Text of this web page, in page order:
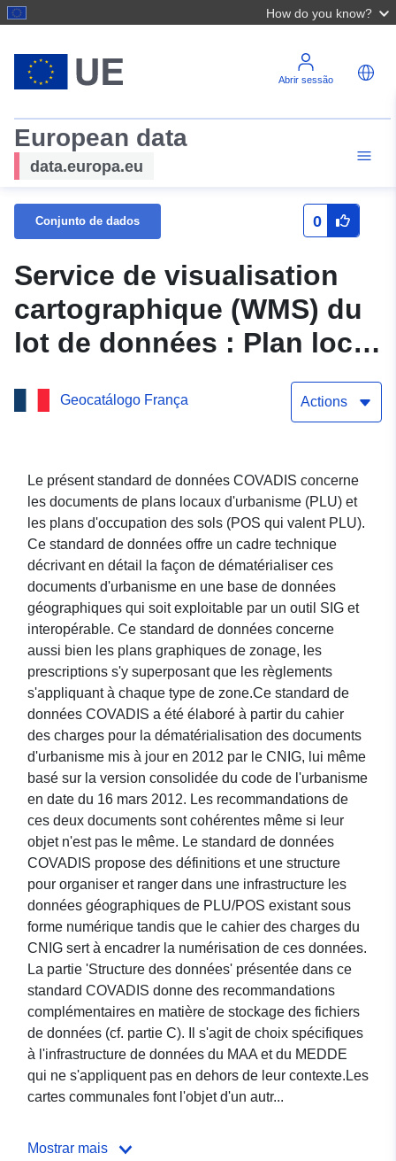
How do you know?
Abrir sessão
European data
data.europa.eu
Conjunto de dados 0
Service de visualisation
cartographique (WMS) du
lot de données : Plan local
commune de Bernaville
Geocatálogo França Actions
Le présent standard de données COVADIS concerne
les documents de plans locaux d'urbanisme (PLU) et
les plans d'occupation des sols (POS qui valent PLU).
Ce standard de données offre un cadre technique
décrivant en détail la façon de dématérialiser ces
documents d'urbanisme en une base de données
géographiques qui soit exploitable par un outil SIG et
interopérable. Ce standard de données concerne
aussi bien les plans graphiques de zonage, les
prescriptions s'y superposant que les règlements
s'appliquant à chaque type de zone.Ce standard de
données COVADIS a été élaboré à partir du cahier
des charges pour la dématérialisation des documents
d'urbanisme mis à jour en 2012 par le CNIG, lui même
basé sur la version consolidée du code de l'urbanisme
en date du 16 mars 2012. Les recommandations de
ces deux documents sont cohérentes même si leur
objet n'est pas le même. Le standard de données
COVADIS propose des définitions et une structure
pour organiser et ranger dans une infrastructure les
données géographiques de PLU/POS existant sous
forme numérique tandis que le cahier des charges du
CNIG sert à encadrer la numérisation de ces données.
La partie 'Structure des données' présentée dans ce
standard COVADIS donne des recommandations
complémentaires en matière de stockage des fichiers
de données (cf. partie C). Il s'agit de choix spécifiques
à l'infrastructure de données du MAA et du MEDDE
qui ne s'appliquent pas en dehors de leur contexte.Les
cartes communales font l'objet d'un autr...
Mostrar mais